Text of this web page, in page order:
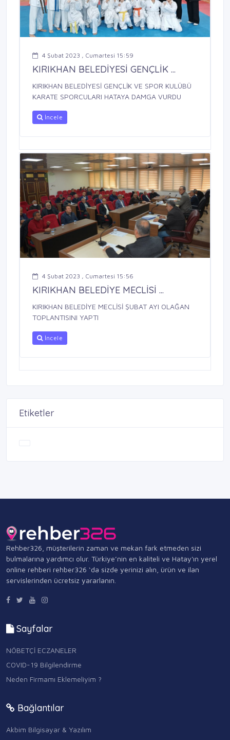
4 Şubat 2023 , Cumartesi 15:59
KIRIKHAN BELEDİYESİ GENÇLİK ...
KIRIKHAN BELEDİYESİ GENÇLİK VE SPOR KULÜBÜ
KARATE SPORCULARI HATAYA DAMGA VURDU
İncele
4 Şubat 2023 , Cumartesi 15:56
KIRIKHAN BELEDİYE MECLİSİ ...
KIRIKHAN BELEDİYE MECLİSİ ŞUBAT AYI OLAĞAN
TOPLANTISINI YAPTI
İncele
Etiketler
Rehber326, müşterilerin zaman ve mekan fark etmeden sizi
bulmalarına yardımcı olur. Türkiye’nin en kaliteli ve Hatay'ın yerel
online rehberi rehber326 ‘da sizde yerinizi alın, ürün ve ilan
servislerinden ücretsiz yararlanın.
Sayfalar
NÖBETÇİ ECZANELER
COVID-19 Bilgilendirme
Neden Firmamı Eklemeliyim ?
Bağlantılar
Akbim Bilgisayar & Yazılım